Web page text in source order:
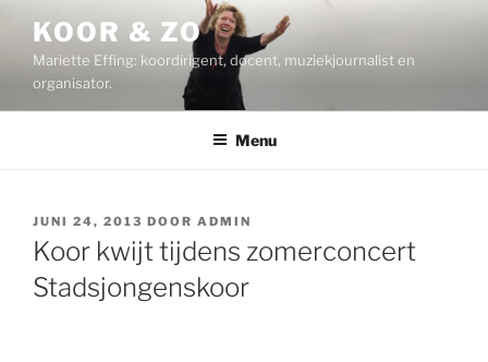
inhoud
KOOR & ZO
Mariette Effing: koordirigent, docent, muziekjournalist en
organisator.
Menu
GEPLAATST
OP
JUNI 24, 2013 DOOR ADMIN
Koor kwijt tijdens zomerconcert
Stadsjongenskoor